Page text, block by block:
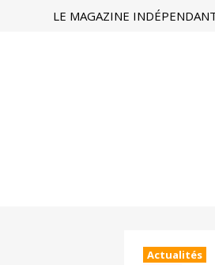
LE MAGAZINE
Actualités